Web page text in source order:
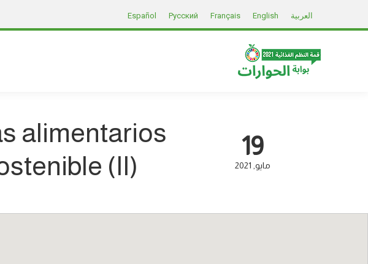
العربية English
Français
Русский
Español
19
مايو 2021
alimentarios
(II)